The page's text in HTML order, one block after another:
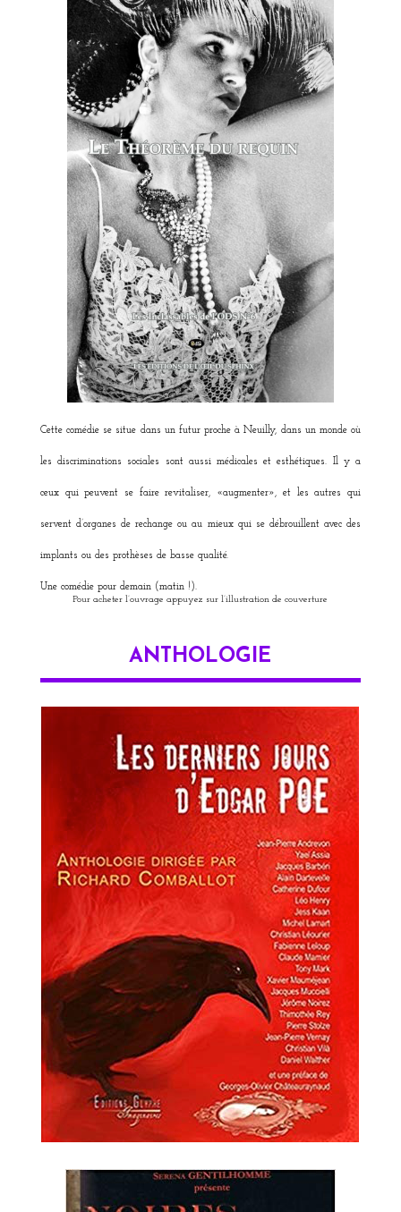
Cette comédie se situe dans un futur proche à Neuilly, dans un monde où
les discriminations sociales sont aussi médicales et esthétiques. Il y a
ceux qui peuvent se faire revitaliser, «augmenter», et les autres qui
servent d’organes de rechange ou au mieux qui se débrouillent avec des
implants ou des prothèses de basse qualité.
Une comédie pour demain (matin !).
Pour acheter l’ouvrage appuyez sur l’illustration de couverture
ANTHOLOGIE